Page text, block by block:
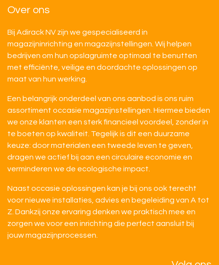
Over ons
Bij Adirack NV zijn we gespecialiseerd in
magazijninrichting en magazijnstellingen. Wij helpen
bedrijven om hun opslagruimte optimaal te benutten
met efficiënte, veilige en doordachte oplossingen op
maat van hun werking.
Een belangrijk onderdeel van ons aanbod is ons ruim
assortiment occasie magazijnstellingen. Hiermee bieden
we onze klanten een sterk financieel voordeel, zonder in
te boeten op kwaliteit. Tegelijk is dit een duurzame
keuze: door materialen een tweede leven te geven,
dragen we actief bij aan een circulaire economie en
verminderen we de ecologische impact.
Naast occasie oplossingen kan je bij ons ook terecht
voor nieuwe installaties, advies en begeleiding van A tot
Z. Dankzij onze ervaring denken we praktisch mee en
zorgen we voor een inrichting die perfect aansluit bij
jouw magazijnprocessen.